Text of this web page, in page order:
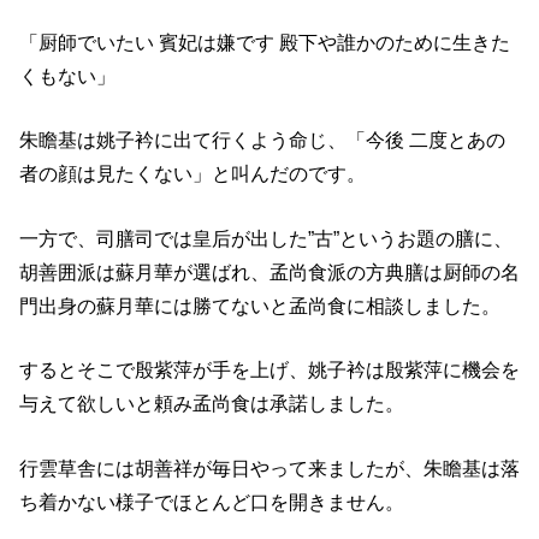
「厨師でいたい 賓妃は嫌です 殿下や誰かのために生きた
くもない」
朱瞻基は姚子衿に出て行くよう命じ、「今後 二度とあの
者の顔は見たくない」と叫んだのです。
一方で、司膳司では皇后が出した”古”というお題の膳に、
胡善囲派は蘇月華が選ばれ、孟尚食派の方典膳は厨師の名
門出身の蘇月華には勝てないと孟尚食に相談しました。
するとそこで殷紫萍が手を上げ、姚子衿は殷紫萍に機会を
与えて欲しいと頼み孟尚食は承諾しました。
行雲草舎には胡善祥が毎日やって来ましたが、朱瞻基は落
ち着かない様子でほとんど口を開きません。